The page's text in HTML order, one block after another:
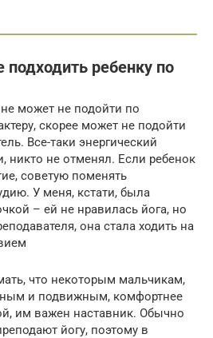
ребенку по
может не подойти по
скорее может не подойти
Все-таки энергический
никто не отменял. Если ребенок
советую поменять
У меня, кстати, была
– ей не нравилась йога, но
она стала ходить на
что некоторым мальчикам,
и подвижным, комфортнее
им важен наставник. Обычно
йогу, поэтому в